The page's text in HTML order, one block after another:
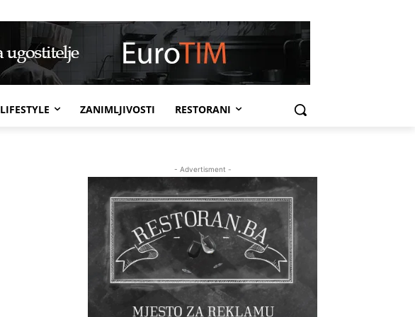
LIFESTYLE ZANIMLJIVOSTI RESTORANI
- Advertisment -